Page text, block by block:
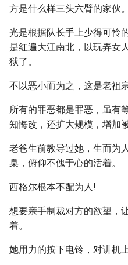
方是什么样三头六臂的家伙。
光是根据队长手上少得可怜
是红遍大江南北，以玩弄女
狱了。
不以恶小而为之，这是老祖
所有的罪恶都是罪恶，虽有
知悔改，还扩大规模，增加
老爸生前教导过她，生而为
臬，俯仰不傀于心的活着。
西格尔根本不配为人!
想要亲手制裁对方的欲望，
着。
她用力的按下电铃，对讲机